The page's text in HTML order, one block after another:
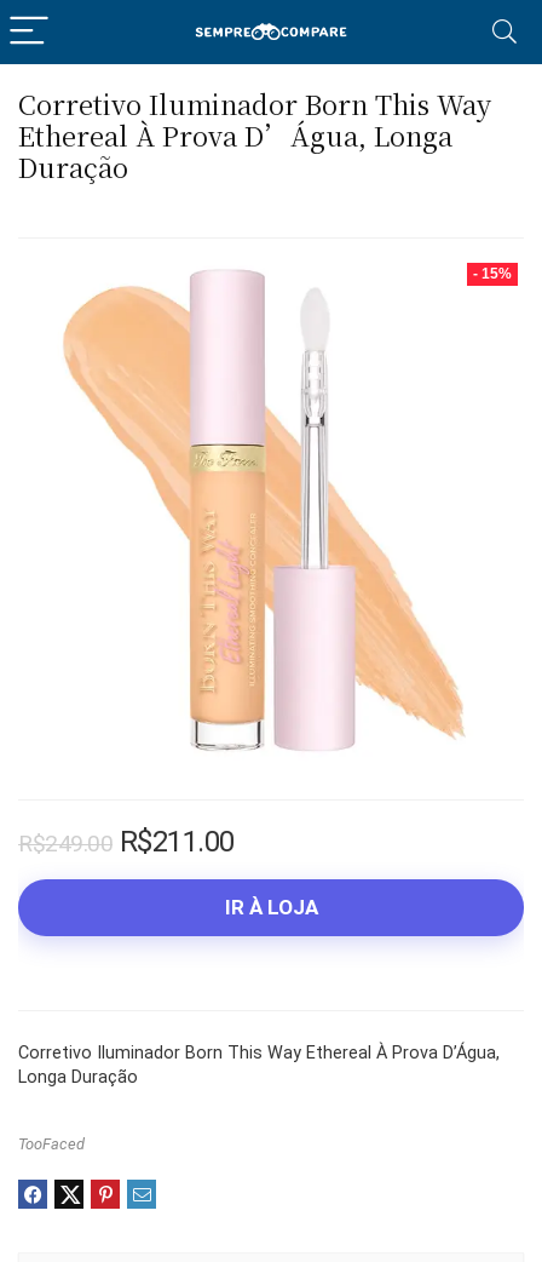
Corretivo Iluminador Born This Way
Ethereal À Prova D’Água, Longa
Duração
- 15%
R$249.00 O
preço
era:
R$211.00O
preço
atual
é:
IR À LOJA
Corretivo Iluminador Born This Way Ethereal À Prova D’Água,
Longa Duração
TooFaced